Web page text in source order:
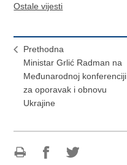
Ostale vijesti
Prethodna
Ministar Grlić Radman na
Međunarodnoj konferenciji
za oporavak i obnovu
Ukrajine